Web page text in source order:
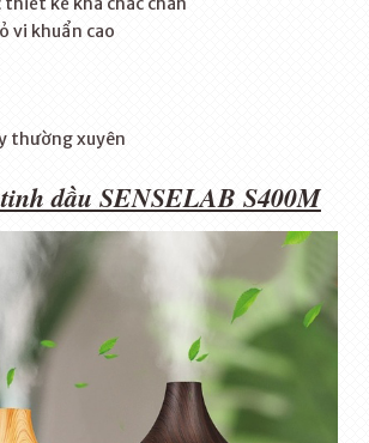
vi khuẩn cao
thường xuyên
dầu SENSELAB S400M